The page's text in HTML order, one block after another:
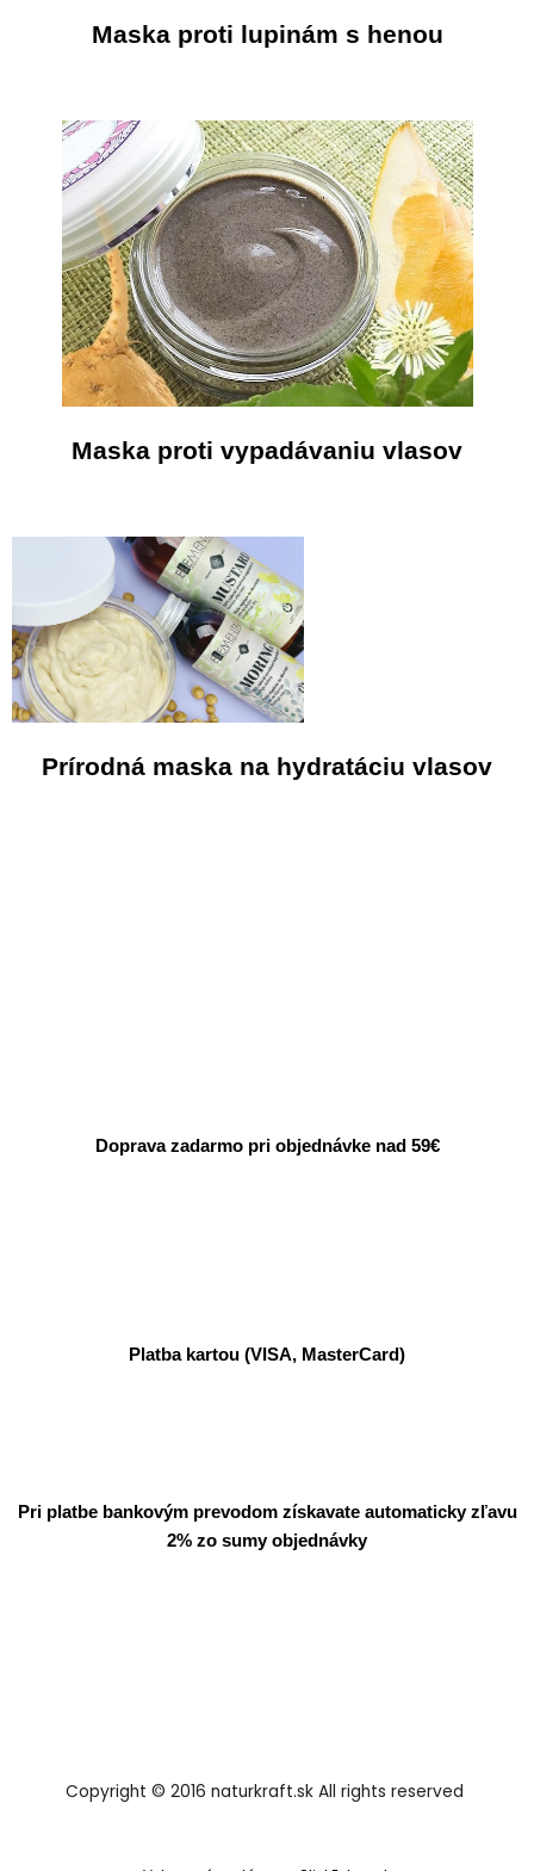
Maska proti lupinám s henou
Maska proti vypadávaniu vlasov
Prírodná maska ​​na hydratáciu vlasov
Doprava zadarmo pri objednávke nad 59€
Platba kartou (VISA, MasterCard)
Pri platbe bankovým prevodom získavate automaticky zľavu
2% zo sumy objednávky
Copyright © 2016 naturkraft.sk All rights reserved